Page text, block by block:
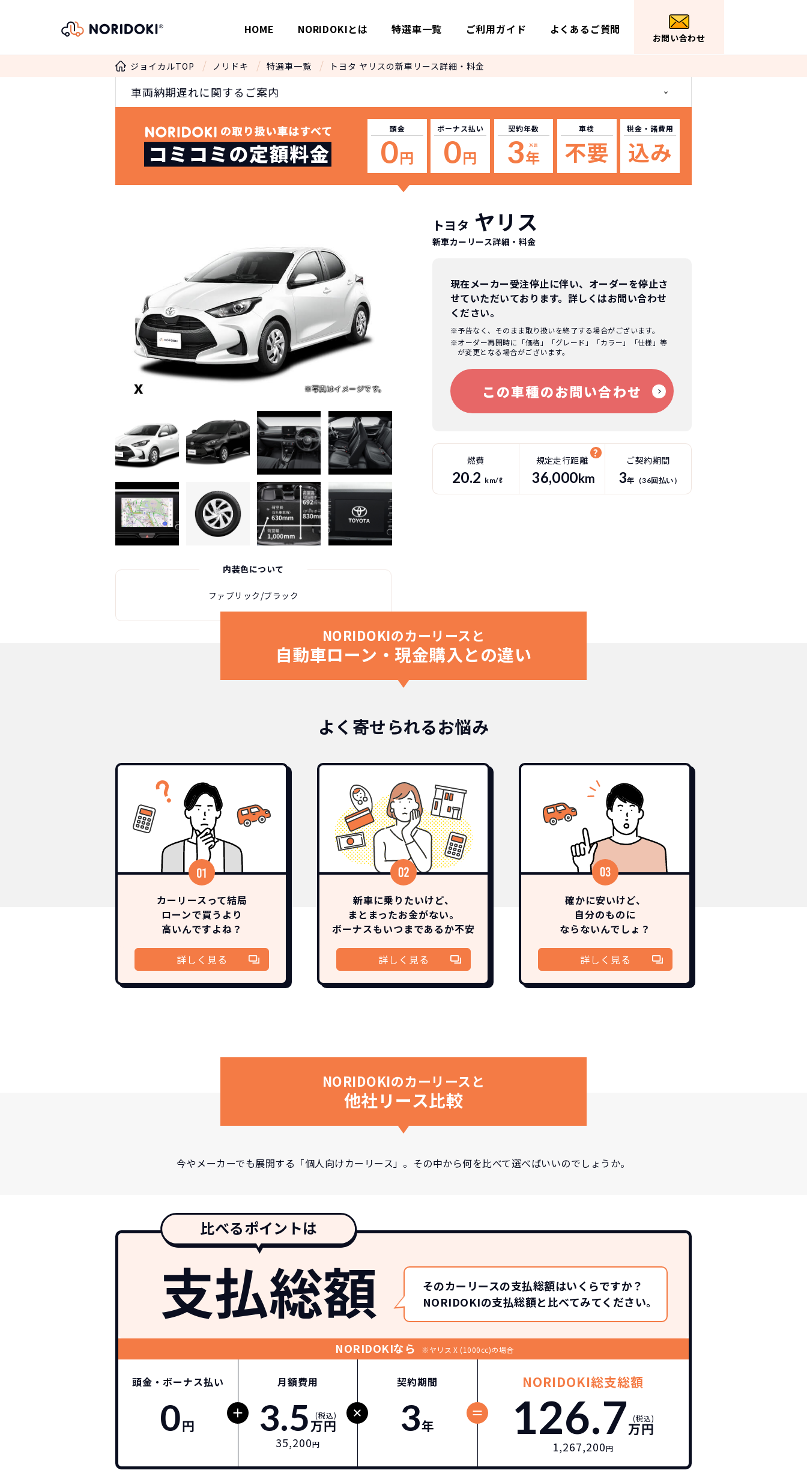
HOME NORIDOKIとは 特選車一覧 ご利用ガイド よくあるご質問
お問い合わせ
ジョイカルTOP ノリドキ 特選車一覧 トヨタ ヤリスの新車リース詳細・料金
車両納期遅れに関するご案内
頭金
0円
ボーナス払い
0円
契約年数
3年
36回
車検
不要
税金 ・諸費用
込み
トヨタ ヤリス
新車カーリース詳細 ・料金
現在メーカー受注停止に伴い、オーダーを停止さ
せていただいております。 詳しくはお問い合わせ
ください。
※予告なく、そのまま取り扱いを終了する場合がございます。
※オーダー再開時に「価格」「グレード」「カラー」「仕様」等
が変更となる場合がございます。
この車種のお問い合わせ
燃費
20.2 km/ℓ
規定走行距離
36,000km
ご契約期間
3年（36回払い）
内装色について
ファブリック/ブラック
NORIDOKIのカーリースと
自動車ローン・現金購入との違い
よく寄せられるお悩み
カーリースって結局
ローンで買うより
高いんですよね？
詳しく見る
新車に乗りたいけど、
まとまったお金がない。
ボーナスもいつまであるか不安
詳しく見る
確かに安いけど、
自分のものに
ならないんでしょ？
詳しく見る
NORIDOKIのカーリースと
他社リース比較
今やメーカーでも展開する「個人向けカーリース」。その中から何を比べて選べばいいのでしょうか。
比べるポイントは
支払総額
そのカーリースの支払総額はいくらですか？
NORIDOKIの支払総額と比べてみてください。
NORIDOKIなら ※ヤリス X (1000cc)の場合
頭金・ボーナス払い
0円
月額費用
3.5万円
(税込)
35,200円
契約期間
3年
NORIDOKI総支総額
126.7万円
(税込)
1,267,200円